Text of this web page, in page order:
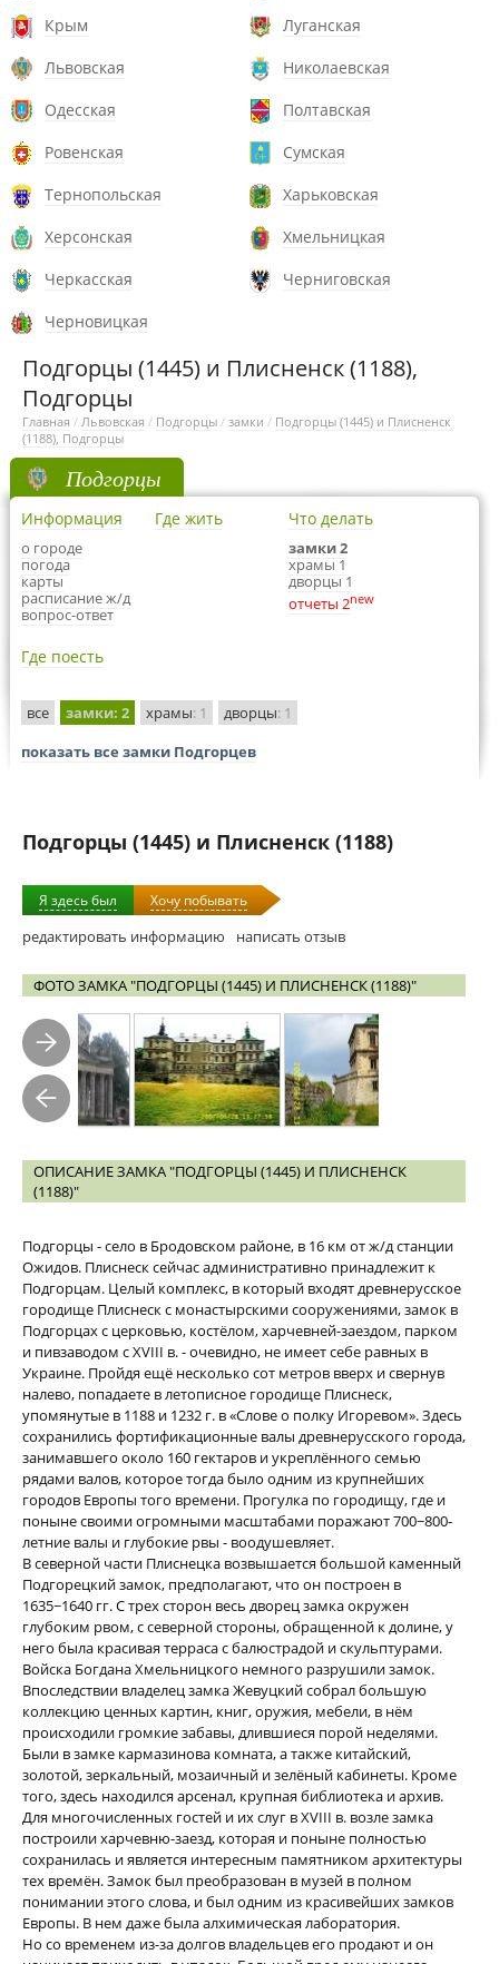
Крым
Луганская
Львовская
Николаевская
Одесская
Полтавская
Ровенская
Сумская
Тернопольская
Харьковская
Херсонская
Хмельницкая
Черкасская
Черниговская
Черновицкая
Подгорцы (1445) и Плисненск (1188),
Подгорцы
Главная / Львовская / Подгорцы / замки / Подгорцы (1445) и Плисненск
(1188), Подгорцы
Подгорцы
Информация
о городе
погода
карты
расписание ж/д
вопрос-ответ
Где жить Что делать
замки 2
храмы 1
дворцы 1
отчеты 2new
Где поесть
все замки: 2 храмы: 1 дворцы: 1
показать все замки Подгорцев
Подгорцы (1445) и Плисненск (1188)
Я здесь был Хочу побывать
редактировать информацию написать отзыв
ФОТО ЗАМКА "ПОДГОРЦЫ (1445) И ПЛИСНЕНСК (1188)"
ОПИСАНИЕ ЗАМКА "ПОДГОРЦЫ (1445) И ПЛИСНЕНСК
(1188)"
Подгорцы - село в Бродовском районе, в 16 км от ж/д станции
Ожидов. Плиснеск сейчас административно принадлежит к
Подгорцам. Целый комплекс, в который входят древнерусское
городище Плиснеск с монастырскими сооружениями, замок в
Подгорцах с церковью, костёлом, харчевней-заездом, парком
и пивзаводом с XVIII в. - очевидно, не имеет себе равных в
Украине. Пройдя ещё несколько сот метров вверх и свернув
налево, попадаете в летописное городище Плиснеск,
упомянутые в 1188 и 1232 г. в «Слове о полку Игоревом». Здесь
сохранились фортификационные валы древнерусского города,
занимавшего около 160 гектаров и укреплённого семью
рядами валов, которое тогда было одним из крупнейших
городов Европы того времени. Прогулка по городищу, где и
поныне своими огромными масштабами поражают 700−800-
летние валы и глубокие рвы - воодушевляет.
В северной части Плиснецка возвышается большой каменный
Подгорецкий замок, предполагают, что он построен в
1635−1640 гг. С трех сторон весь дворец замка окружен
глубоким рвом, с северной стороны, обращенной к долине, у
него была красивая терраса с балюстрадой и скульптурами.
Войска Богдана Хмельницкого немного разрушили замок.
Впоследствии владелец замка Жевуцкий собрал большую
коллекцию ценных картин, книг, оружия, мебели, в нём
происходили громкие забавы, длившиеся порой неделями.
Были в замке кармазинова комната, а также китайский,
золотой, зеркальный, мозаичный и зелёный кабинеты. Кроме
того, здесь находился арсенал, крупная библиотека и архив.
Для многочисленных гостей и их слуг в XVIII в. возле замка
построили харчевню-заезд, которая и поныне полностью
сохранилась и является интересным памятником архитектуры
тех времён. Замок был преобразован в музей в полном
понимании этого слова, и был одним из красивейших замков
Европы. В нем даже была алхимическая лаборатория.
Но со временем из-за долгов владельцев его продают и он